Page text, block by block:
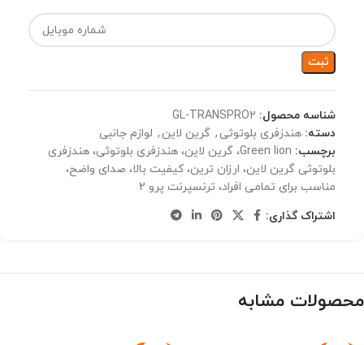
ثبت
شناسه محصول: GL-TRANSPRO2
دسته: هندزفری بلوتوثی , گرین لاین , لوازم جانبی
برچسب:
Green lion، گرین لاین، هندزفری بلوتوثی، هندزفری
بلوتوثی گرین لاین، ارزان ترین، کیفیت بالا، صدای واضح،
مناسب برای تمامی افراد، ترنسپرنت پرو 2
اشتراک گذاری:
محصولات مشابه